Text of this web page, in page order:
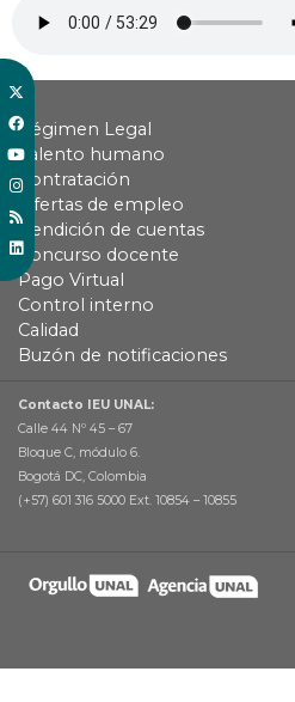
Régimen Legal
Talento humano
Contratación
Ofertas de empleo
Rendición de cuentas
Concurso docente
Pago Virtual
Control interno
Calidad
Buzón de notificaciones
Contacto IEU UNAL:
Calle 44 Nº 45 – 67
Bloque C, módulo 6.
Bogotá DC, Colombia
(+57) 601 316 5000 Ext. 10854 – 10855